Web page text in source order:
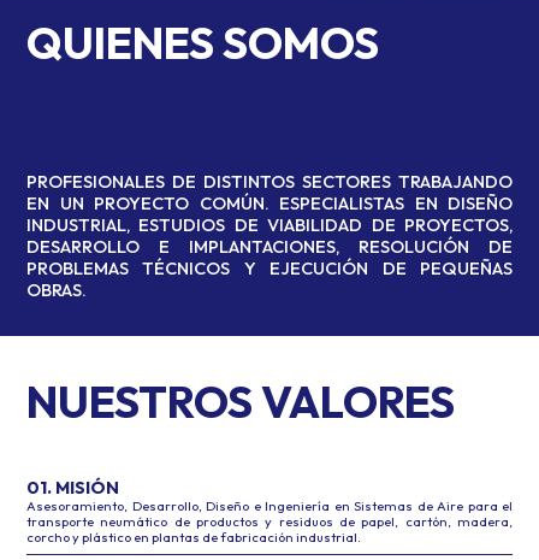
QUIENES SOMOS
PROFESIONALES DE DISTINTOS SECTORES TRABAJANDO
EN UN PROYECTO COMÚN. ESPECIALISTAS EN DISEÑO
INDUSTRIAL, ESTUDIOS DE VIABILIDAD DE PROYECTOS,
DESARROLLO E IMPLANTACIONES, RESOLUCIÓN DE
PROBLEMAS TÉCNICOS Y EJECUCIÓN DE PEQUEÑAS
OBRAS.
NUESTROS VALORES
01. MISIÓN
Asesoramiento, Desarrollo, Diseño e Ingeniería en Sistemas de Aire para el
transporte neumático de productos y residuos de papel, cartón, madera,
corcho y plástico en plantas de fabricación industrial.